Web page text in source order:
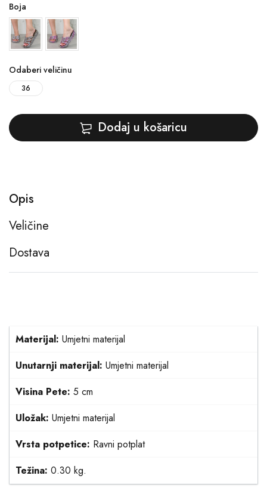
Boja
Odaberi veličinu
36
Dodaj u košaricu
Opis
Veličine
Dostava
Materijal: Umjetni materijal
Unutarnji materijal: Umjetni materijal
Visina Pete: 5 cm
Uložak: Umjetni materijal
Vrsta potpetice: Ravni potplat
Težina: 0.30 kg.